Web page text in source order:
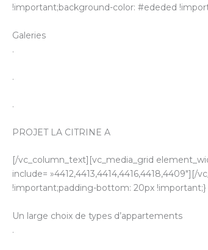
!important;background-color: #ededed
Galeries
.
.
.
PROJET LA CITRINE A
[/vc_column_text][vc_media_grid
include=
!important;padding-bottom: 20px !important;}
Un large choix de types d’appartements
.